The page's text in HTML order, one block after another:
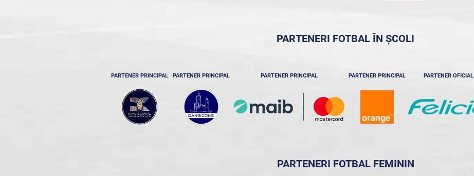
PARTENERI FOTBAL ÎN ȘCOLI
PARTENER PRINCIPAL PARTENER PRINCIPAL PARTENER PRINCIPAL PARTENER PRINCIPAL PARTENER OFICIAL
PARTENERI FOTBAL FEMININ